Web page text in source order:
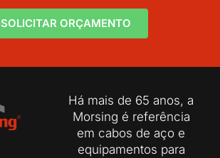
SOLICITAR ORÇAMENTO
Há mais de 65 anos, a
Morsing é referência
em cabos de aço e
equipamentos para